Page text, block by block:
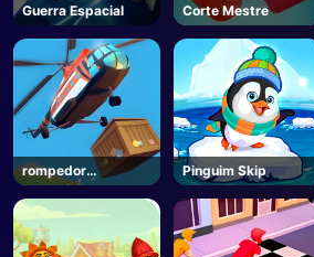
Guerra Espacial Corte Mestre
rompedor
tempestade
Pinguim Skip